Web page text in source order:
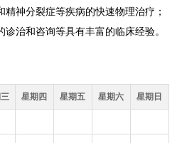
精神分裂症等疾病的快速物理治疗 ；
治和咨询等具有丰富的临床经验。
星期四 星期五 星期六 星期日